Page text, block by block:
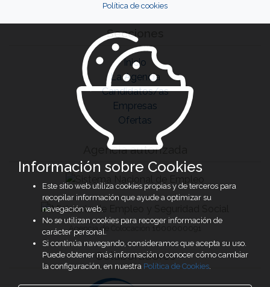
Política de cookies
Secciones
Inicio
La Agencia
Candidatos/as
Empresas
Ofertas
Agencia autorizada
Agencia de Colocación 1600000091
Colaboradores
Información sobre Cookies
Este sitio web utiliza cookies propias y de terceros para
recopilar información que ayude a optimizar su
navegación web.
No se utilizan cookies para recoger información de
carácter personal.
Si continúa navegando, consideramos que acepta su uso.
Puede obtener más información o conocer cómo cambiar
la configuración, en nuestra Política de Cookies.